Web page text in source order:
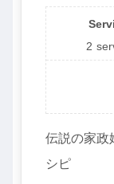
2
伝説の家政
シピ